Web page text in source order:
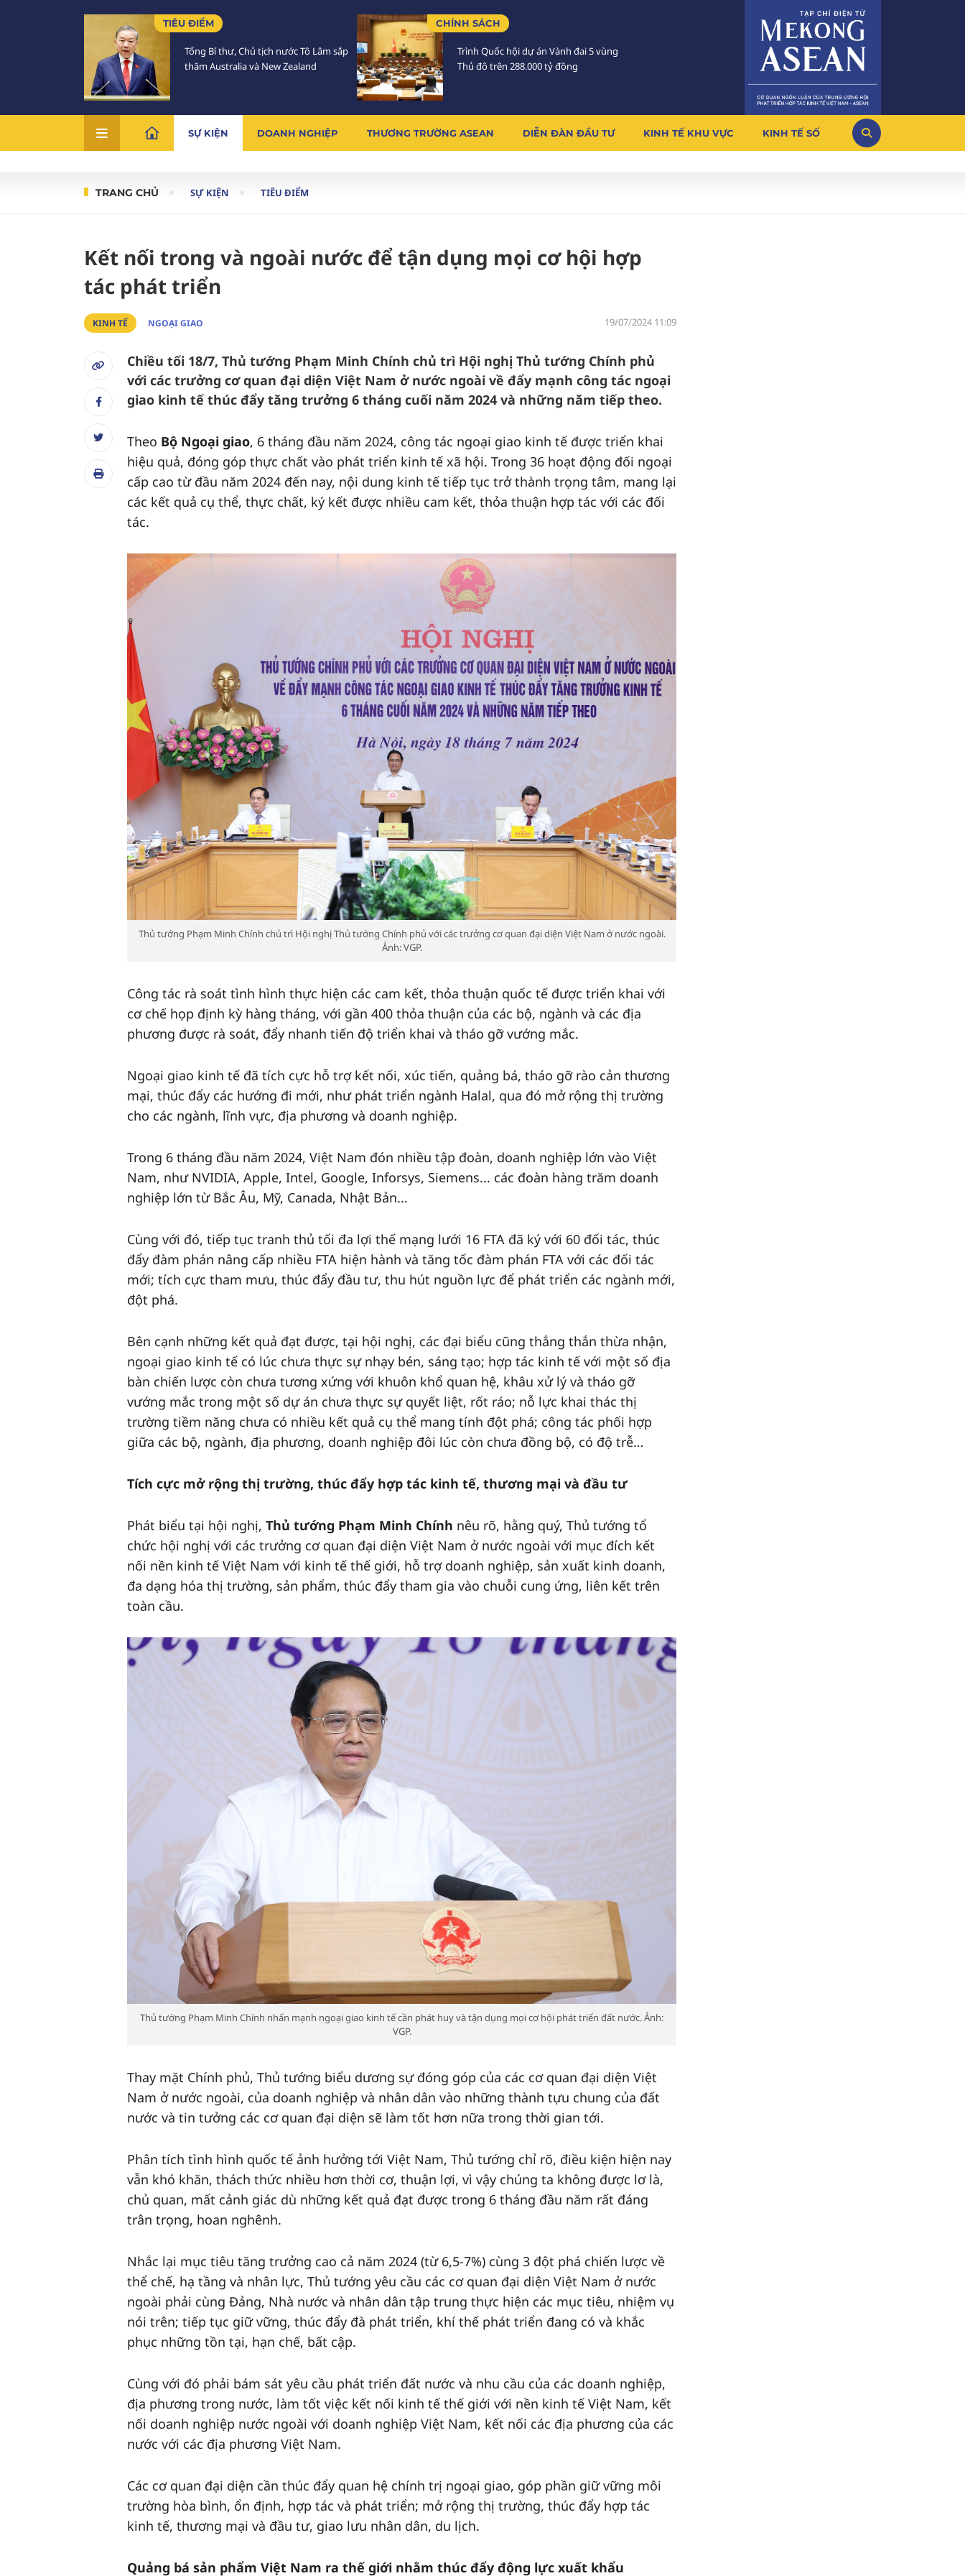
TIÊU ĐIỂM
Tổng Bí thư, Chủ tịch nước Tô Lâm sắp
thăm Australia và New Zealand
CHÍNH SÁCH
Trình Quốc hội dự án Vành đai 5 vùng
Thủ đô trên 288.000 tỷ đồng
SỰ KIỆN DOANH NGHIỆP THƯƠNG TRƯỜNG ASEAN DIỄN ĐÀN ĐẦU TƯ KINH TẾ KHU VỰC KINH TẾ SỐ
TRANG CHỦ SỰ KIỆN TIÊU ĐIỂM
Kết nối trong và ngoài nước để tận dụng mọi cơ hội hợp
tác phát triển
KINH TẾ NGOẠI GIAO 19/07/2024 11:09
Chiều tối 18/7, Thủ tướng Phạm Minh Chính chủ trì Hội nghị Thủ tướng Chính phủ
với các trưởng cơ quan đại diện Việt Nam ở nước ngoài về đẩy mạnh công tác ngoại
giao kinh tế thúc đẩy tăng trưởng 6 tháng cuối năm 2024 và những năm tiếp theo.
Theo Bộ Ngoại giao, 6 tháng đầu năm 2024, công tác ngoại giao kinh tế được triển khai
hiệu quả, đóng góp thực chất vào phát triển kinh tế xã hội. Trong 36 hoạt động đối ngoại
cấp cao từ đầu năm 2024 đến nay, nội dung kinh tế tiếp tục trở thành trọng tâm, mang lại
các kết quả cụ thể, thực chất, ký kết được nhiều cam kết, thỏa thuận hợp tác với các đối
tác.
Thủ tướng Phạm Minh Chính chủ trì Hội nghị Thủ tướng Chính phủ với các trưởng cơ quan đại diện Việt Nam ở nước ngoài.
Ảnh: VGP.
Công tác rà soát tình hình thực hiện các cam kết, thỏa thuận quốc tế được triển khai với
cơ chế họp định kỳ hàng tháng, với gần 400 thỏa thuận của các bộ, ngành và các địa
phương được rà soát, đẩy nhanh tiến độ triển khai và tháo gỡ vướng mắc.
Ngoại giao kinh tế đã tích cực hỗ trợ kết nối, xúc tiến, quảng bá, tháo gỡ rào cản thương
mại, thúc đẩy các hướng đi mới, như phát triển ngành Halal, qua đó mở rộng thị trường
cho các ngành, lĩnh vực, địa phương và doanh nghiệp.
Trong 6 tháng đầu năm 2024, Việt Nam đón nhiều tập đoàn, doanh nghiệp lớn vào Việt
Nam, như NVIDIA, Apple, Intel, Google, Inforsys, Siemens... các đoàn hàng trăm doanh
nghiệp lớn từ Bắc Âu, Mỹ, Canada, Nhật Bản...
Cùng với đó, tiếp tục tranh thủ tối đa lợi thế mạng lưới 16 FTA đã ký với 60 đối tác, thúc
đẩy đàm phán nâng cấp nhiều FTA hiện hành và tăng tốc đàm phán FTA với các đối tác
mới; tích cực tham mưu, thúc đẩy đầu tư, thu hút nguồn lực để phát triển các ngành mới,
đột phá.
Bên cạnh những kết quả đạt được, tại hội nghị, các đại biểu cũng thẳng thắn thừa nhận,
ngoại giao kinh tế có lúc chưa thực sự nhạy bén, sáng tạo; hợp tác kinh tế với một số địa
bàn chiến lược còn chưa tương xứng với khuôn khổ quan hệ, khâu xử lý và tháo gỡ
vướng mắc trong một số dự án chưa thực sự quyết liệt, rốt ráo; nỗ lực khai thác thị
trường tiềm năng chưa có nhiều kết quả cụ thể mang tính đột phá; công tác phối hợp
giữa các bộ, ngành, địa phương, doanh nghiệp đôi lúc còn chưa đồng bộ, có độ trễ…
Tích cực mở rộng thị trường, thúc đẩy hợp tác kinh tế, thương mại và đầu tư
Phát biểu tại hội nghị, Thủ tướng Phạm Minh Chính nêu rõ, hằng quý, Thủ tướng tổ
chức hội nghị với các trưởng cơ quan đại diện Việt Nam ở nước ngoài với mục đích kết
nối nền kinh tế Việt Nam với kinh tế thế giới, hỗ trợ doanh nghiệp, sản xuất kinh doanh,
đa dạng hóa thị trường, sản phẩm, thúc đẩy tham gia vào chuỗi cung ứng, liên kết trên
toàn cầu.
Thủ tướng Phạm Minh Chính nhấn mạnh ngoại giao kinh tế cần phát huy và tận dụng mọi cơ hội phát triển đất nước. Ảnh:
VGP.
Thay mặt Chính phủ, Thủ tướng biểu dương sự đóng góp của các cơ quan đại diện Việt
Nam ở nước ngoài, của doanh nghiệp và nhân dân vào những thành tựu chung của đất
nước và tin tưởng các cơ quan đại diện sẽ làm tốt hơn nữa trong thời gian tới.
Phân tích tình hình quốc tế ảnh hưởng tới Việt Nam, Thủ tướng chỉ rõ, điều kiện hiện nay
vẫn khó khăn, thách thức nhiều hơn thời cơ, thuận lợi, vì vậy chúng ta không được lơ là,
chủ quan, mất cảnh giác dù những kết quả đạt được trong 6 tháng đầu năm rất đáng
trân trọng, hoan nghênh.
Nhắc lại mục tiêu tăng trưởng cao cả năm 2024 (từ 6,5-7%) cùng 3 đột phá chiến lược về
thể chế, hạ tầng và nhân lực, Thủ tướng yêu cầu các cơ quan đại diện Việt Nam ở nước
ngoài phải cùng Đảng, Nhà nước và nhân dân tập trung thực hiện các mục tiêu, nhiệm vụ
nói trên; tiếp tục giữ vững, thúc đẩy đà phát triển, khí thế phát triển đang có và khắc
phục những tồn tại, hạn chế, bất cập.
Cùng với đó phải bám sát yêu cầu phát triển đất nước và nhu cầu của các doanh nghiệp,
địa phương trong nước, làm tốt việc kết nối kinh tế thế giới với nền kinh tế Việt Nam, kết
nối doanh nghiệp nước ngoài với doanh nghiệp Việt Nam, kết nối các địa phương của các
nước với các địa phương Việt Nam.
Các cơ quan đại diện cần thúc đẩy quan hệ chính trị ngoại giao, góp phần giữ vững môi
trường hòa bình, ổn định, hợp tác và phát triển; mở rộng thị trường, thúc đẩy hợp tác
kinh tế, thương mại và đầu tư, giao lưu nhân dân, du lịch.
Quảng bá sản phẩm Việt Nam ra thế giới nhằm thúc đẩy động lực xuất khẩu